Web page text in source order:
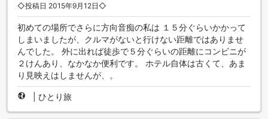
◇投稿日 2015年9月12日◇
初めての場所でさらに方向音痴の私は １５分ぐらいかかって
しまいましたが、クルマがないと行けない距離ではありませ
んでした。 外に出れば徒歩で５分ぐらいの距離にコンビニが
２けんあり、なかなか便利です。 ホテル自体は古くて、あま
り見映えはしませんが、。
ひとり旅